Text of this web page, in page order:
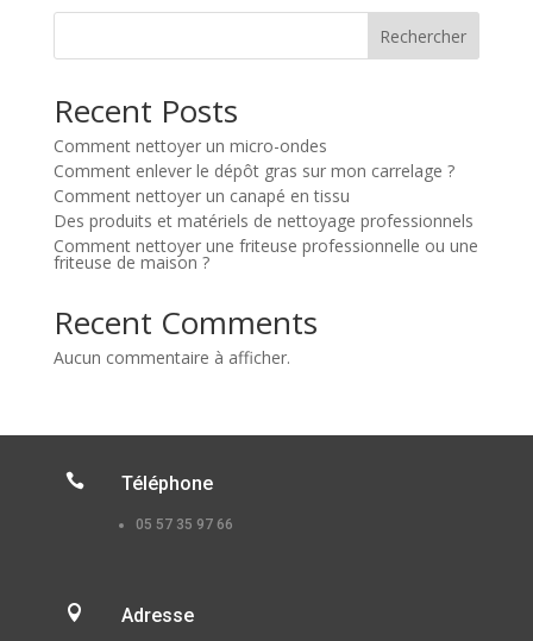
Rechercher
Recent Posts
Comment nettoyer un micro-ondes
Comment enlever le dépôt gras sur mon carrelage ?
Comment nettoyer un canapé en tissu
Des produits et matériels de nettoyage professionnels
Comment nettoyer une friteuse professionnelle ou une
friteuse de maison ?
Recent Comments
Aucun commentaire à afficher.
 Téléphone
05 57 35 97 66
 Adresse